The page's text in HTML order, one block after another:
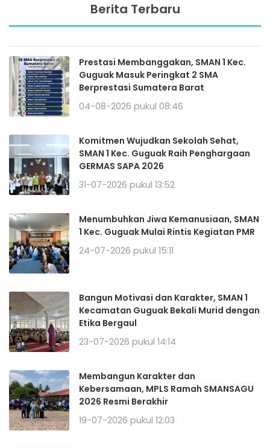
Berita Terbaru
Prestasi Membanggakan, SMAN 1 Kec.
Guguak Masuk Peringkat 2 SMA
Berprestasi Sumatera Barat
04-08-2026 pukul 08:46
Komitmen Wujudkan Sekolah Sehat,
SMAN 1 Kec. Guguak Raih Penghargaan
GERMAS SAPA 2026
31-07-2026 pukul 13:52
Menumbuhkan Jiwa Kemanusiaan, SMAN
1 Kec. Guguak Mulai Rintis Kegiatan PMR
24-07-2026 pukul 15:11
Bangun Motivasi dan Karakter, SMAN 1
Kecamatan Guguak Bekali Murid dengan
Etika Bergaul
23-07-2026 pukul 14:14
Membangun Karakter dan
Kebersamaan, MPLS Ramah SMANSAGU
2026 Resmi Berakhir
19-07-2026 pukul 12:03